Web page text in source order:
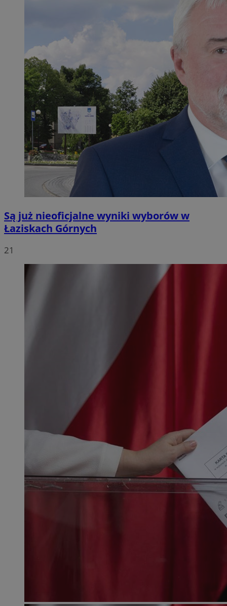
Są już nieoficjalne wyniki wyborów w
Łaziskach Górnych
21